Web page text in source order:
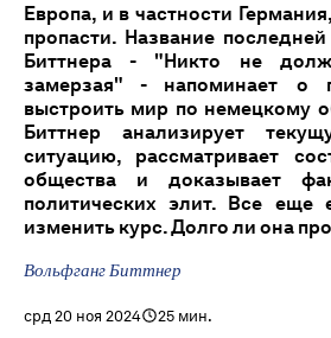
Европа, и в частности
пропасти. Название
Биттнера - "Никто не
замерзая" - напоминает о
выстроить мир по немецкому
Биттнер анализирует
ситуацию, рассматривает
общества и доказывает
политических элит. Все еще
изменить курс. Долго ли она
Вольфганг Биттнер
срд 20 ноя 2024 25 мин.